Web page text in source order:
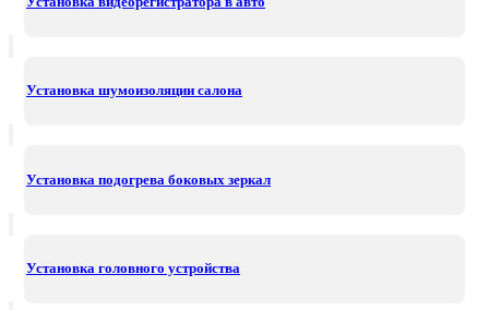
Установка шумоизоляции салона
Установка подогрева боковых зеркал
Установка головного устройства